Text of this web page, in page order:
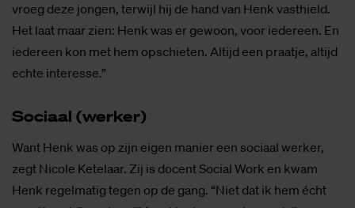
vroeg deze jongen, terwijl hij de hand van Henk vasthield.
Het laat maar zien: Henk was er gewoon, voor iedereen. En
iedereen kon met hem opschieten. Altijd een praatje, altijd
echte interesse.”
So­ci­aal (wer­ker)
Want Henk was op zijn eigen manier een sociaal werker,
zegt Nicole Ketelaar. Zij is docent Social Work en kwam
Henk regelmatig tegen op de gang. “Niet dat ik hem écht